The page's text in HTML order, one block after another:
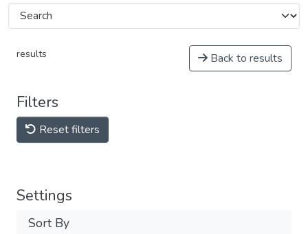
results Back to results
Filters
Reset filters
Settings
Sort By